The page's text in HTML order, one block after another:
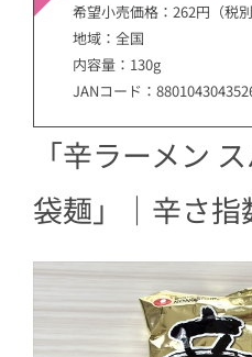
希望小売価格：262円（税別
地域：全国
内容量：130g
JANコード：
「辛ラーメン
袋麺」｜辛さ指